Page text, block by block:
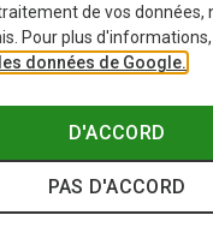
de vos données,
Pour plus
données de Google.
D'ACCORD
PAS D'ACCORD